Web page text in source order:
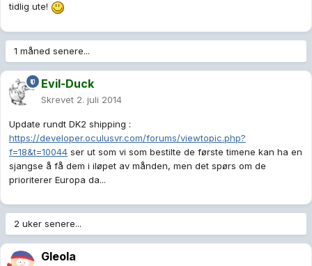
tidlig ute!
1 måned senere...
Evil-Duck
Skrevet 2. juli 2014
Update rundt DK2 shipping :
https://developer.oculusvr.com/forums/viewtopic.php?
f=18&t=10044 ser ut som vi som bestilte de første timene kan ha en
sjangse å få dem i iløpet av månden, men det spørs om de
prioriterer Europa da...
2 uker senere...
Gleola